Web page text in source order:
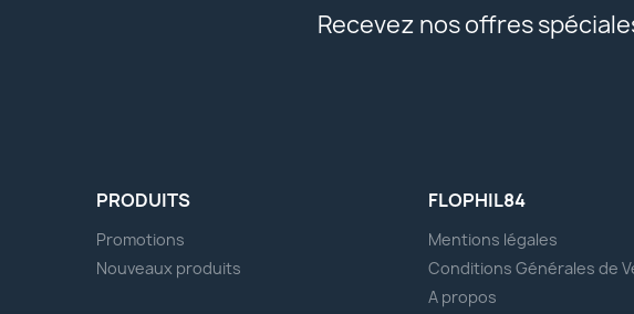
Recevez nos offres
PRODUITS
Promotions
Nouveaux produits
FLOPHIL84
Mentions légales
Conditions Générales de
A propos